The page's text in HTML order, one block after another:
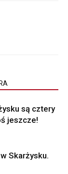
są cztery
jeszcze!
Skarżysku.